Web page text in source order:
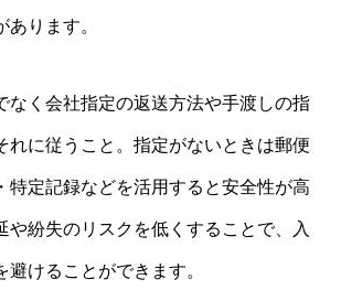
ります。
なく会社指定の返送方法や手渡しの指
れに従うこと。指定がないときは郵便
特定記録などを活用すると安全性が高
や紛失のリスクを低くすることで、入
けることができます。